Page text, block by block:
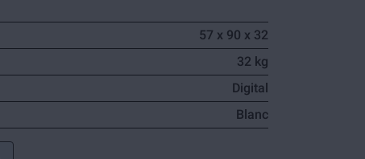
57 x 90 x 32
32 kg
Digital
Blanc